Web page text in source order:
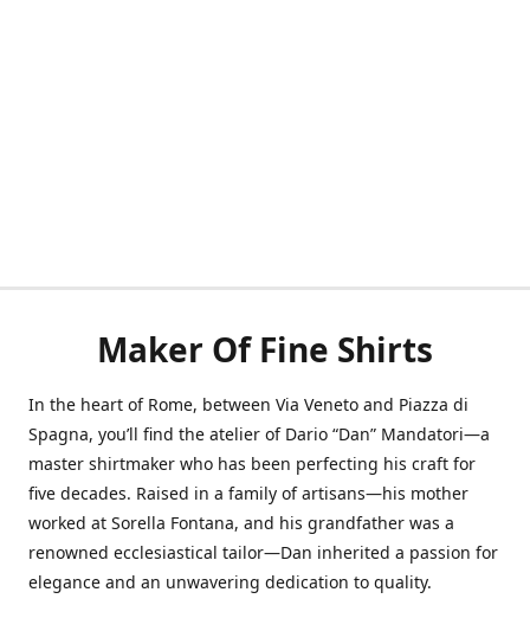
Maker Of Fine Shirts
In the heart of Rome, between Via Veneto and Piazza di
Spagna, you’ll find the atelier of Dario “Dan” Mandatori—a
master shirtmaker who has been perfecting his craft for
five decades. Raised in a family of artisans—his mother
worked at Sorella Fontana, and his grandfather was a
renowned ecclesiastical tailor—Dan inherited a passion for
elegance and an unwavering dedication to quality.